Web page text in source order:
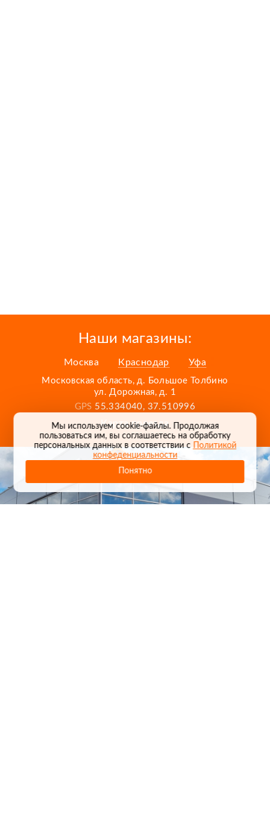
Наши магазины:
Москва Краснодар Уфа
Московская область, д. Большое Толбино
ул. Дорожная, д. 1
GPS 55.334040, 37.510996
Карта проезда
Мы используем cookie-файлы. Продолжая
пользоваться им, вы соглашаетесь на обработку
персональных данных в соответствии сПолитикой
конфеденциальности
Понятно